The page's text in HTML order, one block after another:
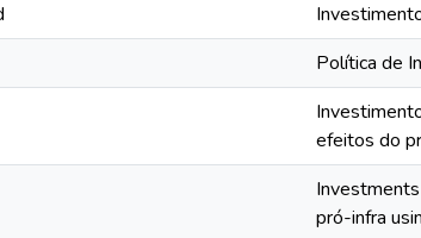
Política de
efeitos do
pró-infra